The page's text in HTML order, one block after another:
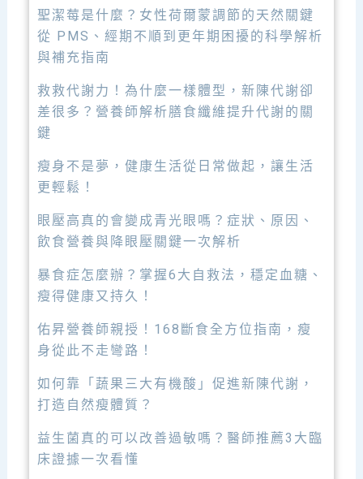
聖潔莓是什麼？女性荷爾蒙調節的天然關鍵
從 PMS、經期不順到更年期困擾的科學解析
與補充指南
救救代謝力！為什麼一樣體型，新陳代謝卻
差很多？營養師解析膳食纖維提升代謝的關
鍵
瘦身不是夢，健康生活從日常做起，讓生活
更輕鬆！
眼壓高真的會變成青光眼嗎？症狀、原因、
飲食營養與降眼壓關鍵一次解析
暴食症怎麼辦？掌握6大自救法，穩定血糖、
瘦得健康又持久！
佑昇營養師親授！168斷食全方位指南，瘦
身從此不走彎路！
如何靠「蔬果三大有機酸」促進新陳代謝，
打造自然瘦體質？
益生菌真的可以改善過敏嗎？醫師推薦3大臨
床證據一次看懂